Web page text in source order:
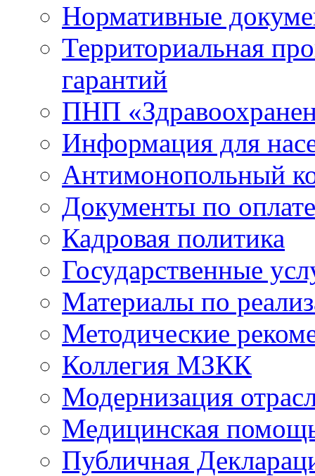
Нормативные
Территориальная
гарантий
ПНП
Информация для
Антимонопольный
Документы по
Кадровая политика
Государственные
Материалы по
Методические
Коллегия МЗКК
Модернизация
Медицинская
Публичная